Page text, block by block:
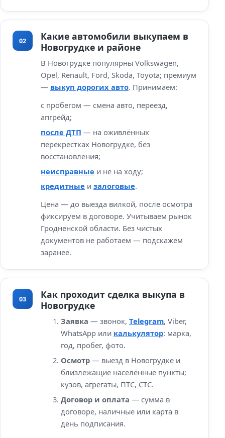
02
Какие автомобили выкупаем в
Новогрудке и районе
В Новогрудке популярны Volkswagen,
Opel, Renault, Ford, Skoda, Toyota; премиум
— выкуп дорогих авто. Принимаем:
с пробегом — смена авто, переезд,
апгрейд;
после ДТП — на оживлённых
перекрёстках Новогрудке, без
восстановления;
неисправные и не на ходу;
кредитные и залоговые.
Цена — до выезда вилкой, после осмотра
фиксируем в договоре. Учитываем рынок
Гродненской области. Без чистых
документов не работаем — подскажем
заранее.
03
Как проходит сделка выкупа в
Новогрудке
Заявка — звонок, Telegram, Viber,
WhatsApp или калькулятор: марка,
год, пробег, фото.
Осмотр — выезд в Новогрудке и
близлежащие населённые пункты;
кузов, агрегаты, ПТС, СТС.
Договор и оплата — сумма в
договоре, наличные или карта в
день подписания.